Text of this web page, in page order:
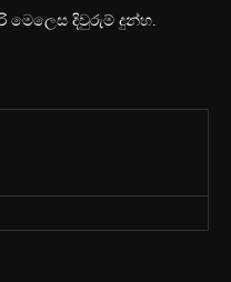
මෙලෙස දිවුරුම් දුන්හ.